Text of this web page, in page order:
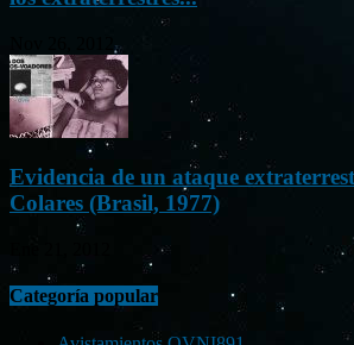
Evidencia de un ataque
Colares (Brasil, 1977)
Categoría popular